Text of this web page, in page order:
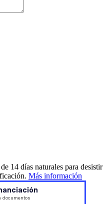
14 días naturales para desistir
Más información